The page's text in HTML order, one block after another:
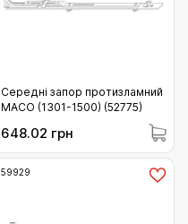
Середні запор протизламний
MACO (1301-1500) (52775)
648.02 грн
59929